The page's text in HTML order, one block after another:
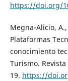
https://doi.org/
Megna-Alicio,
Plataformas
conocimiento
Turismo.
19. https://